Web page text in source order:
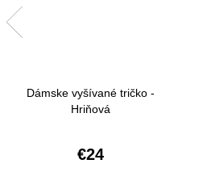
Dámske vyšívané tričko -
Hriňová
€24